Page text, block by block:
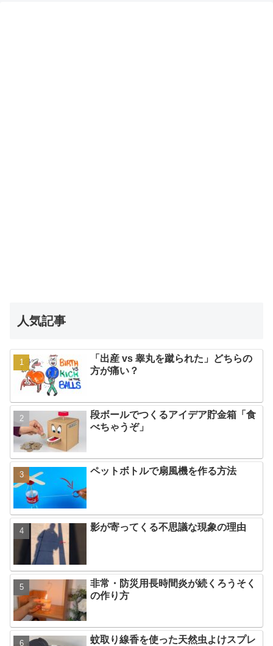
人気記事
「出産 vs 睾丸を蹴られた」どちらの
方が痛い？
段ボールでつくるアイデア貯金箱「食
べちゃうぞ」
ペットボトルで扇風機を作る方法
影が寄ってくる不思議な現象の理由
非常・防災用長時間炎が続くろうそく
の作り方
蚊取り線香を使った天然虫よけスプレ